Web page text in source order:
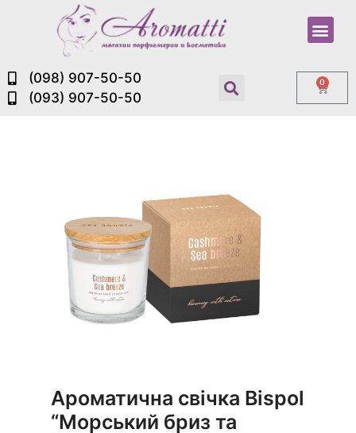
(098) 907-50-50
(093) 907-50-50
0
Ароматична свічка Bispol
“Морський бриз та